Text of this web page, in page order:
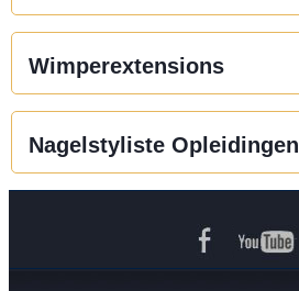
Wimperextensions
Nagelstyliste Opleidingen